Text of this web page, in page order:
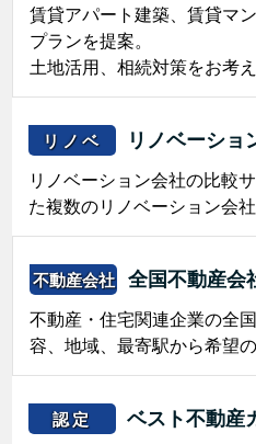
賃貸アパート建築、賃貸マ
プランを提案。
土地活用、相続対策をお考え
リノベ リノベーショ
リノベーション会社の比較
た複数のリノベーション会
不動産会社 全国不動産会
不動産・住宅関連企業の全
容、地域、最寄駅から希望
認定 ベスト不動産